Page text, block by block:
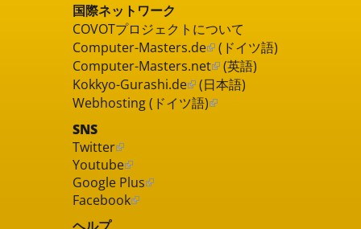
国際ネットワーク
COVOTプロジェクトについて
Computer-Masters.de (ドイツ語)
Computer-Masters.net (英語)
Kokkyo-Gurashi.de (日本語)
Webhosting (ドイツ語)
SNS
Twitter
Youtube
Google Plus
Facebook